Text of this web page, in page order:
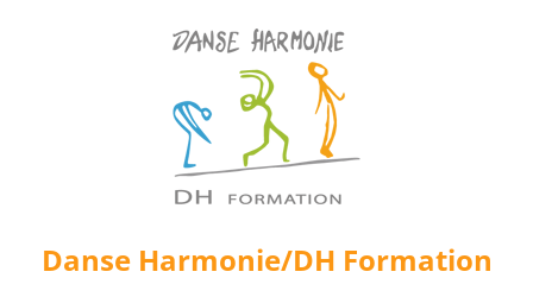
Danse Harmonie/DH Formation